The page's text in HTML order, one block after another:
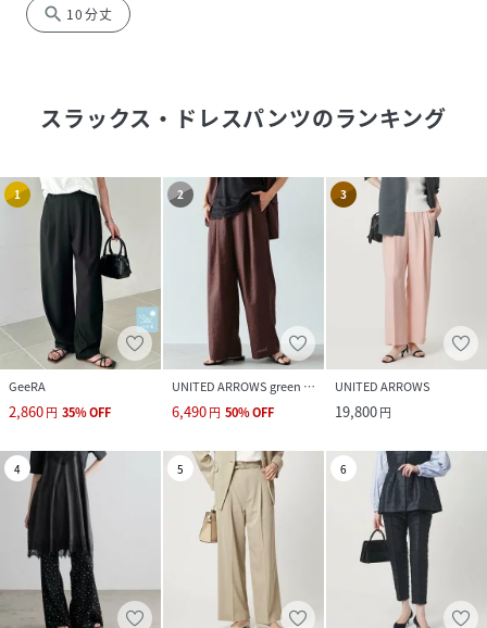
search 10分丈
スラックス・ドレスパンツのランキング
1
GeeRA
2,860円 35%OFF
2
UNITED ARROWS green label relaxing
6,490円 50%OFF
3
UNITED ARROWS
19,800円
4 5 6